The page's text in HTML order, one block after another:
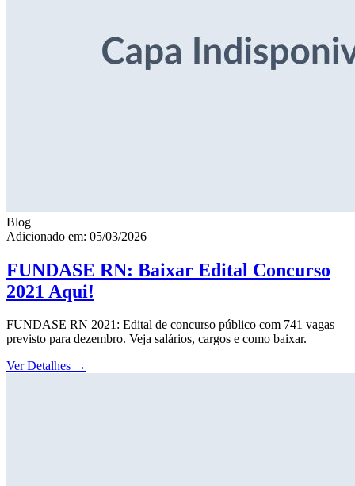
Blog
Adicionado em: 05/03/2026
FUNDASE RN: Baixar Edital Concurso
2021 Aqui!
FUNDASE RN 2021: Edital de concurso público com 741 vagas
previsto para dezembro. Veja salários, cargos e como baixar.
Ver Detalhes →